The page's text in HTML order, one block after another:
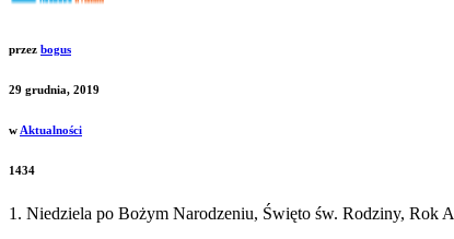
przez bogus
29 grudnia, 2019
w Aktualności
1434
1. Niedziela po Bożym Narodzeniu, Święto św. Rodziny, Rok A